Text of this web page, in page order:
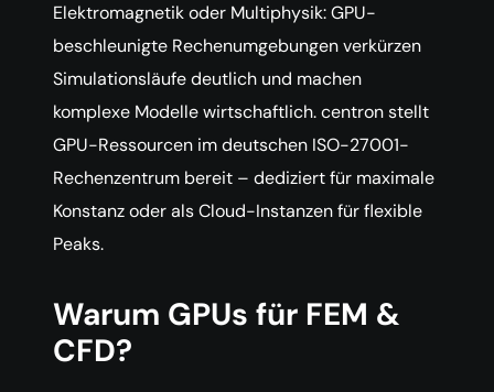
Elektromagnetik oder Multiphysik: GPU-
beschleunigte Rechenumgebungen verkürzen
Simulationsläufe deutlich und machen
komplexe Modelle wirtschaftlich. centron stellt
GPU-Ressourcen im deutschen ISO-27001-
Rechenzentrum bereit – dediziert für maximale
Konstanz oder als Cloud-Instanzen für flexible
Peaks.
Warum GPUs für FEM &
CFD?